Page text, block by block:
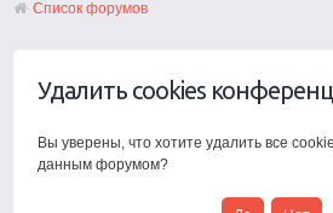
Список форумов
Удалить cookies
Вы уверены, что хотите удалить все
данным форумом?